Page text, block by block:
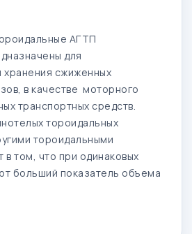
АГТП
для
хранения сжиженных
в качестве моторного
транспортных средств.
тороидальных
тороидальными
в том, что при одинаковых
больший показатель объема